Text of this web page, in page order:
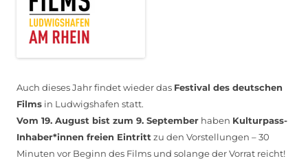
Auch dieses Jahr findet wieder das Festival des deutschen
Films in Ludwigshafen statt.
Vom 19. August bist zum 9. September haben Kulturpass-
Inhaber*innen freien Eintritt zu den Vorstellungen – 30
Minuten vor Beginn des Films und solange der Vorrat reicht!